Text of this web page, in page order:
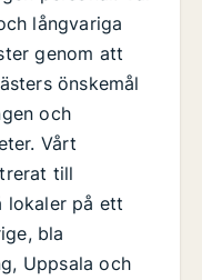
långvariga
genom att
önskemål
och
Vårt
till
lokaler på ett
bla
Uppsala och